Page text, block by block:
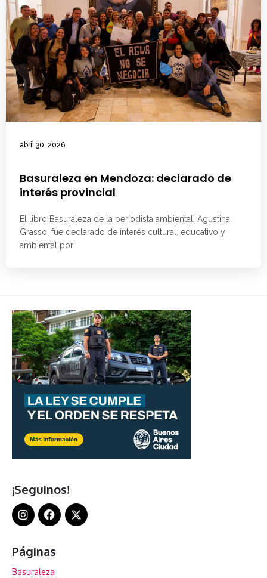
abril 30, 2026
Basuraleza en Mendoza: declarado de
interés provincial
El libro Basuraleza de la periodista ambiental, Agustina
Grasso, fue declarado de interés cultural, educativo y
ambiental por
¡Seguinos!
Páginas
Basuraleza